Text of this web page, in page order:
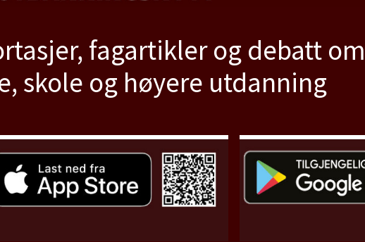
fagartikler og debatt om
skole og høyere utdanning